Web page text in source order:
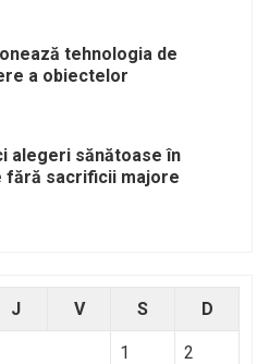
tehnologia de
a obiectelor
alegeri sănătoase în
fără sacrificii majore
J V S D
1 2